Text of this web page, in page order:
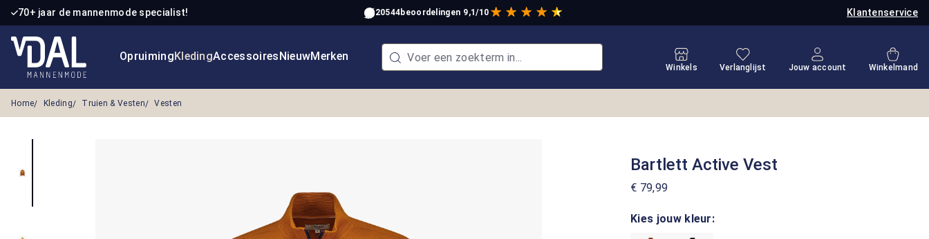
de hoofdinhoud
Ga naar de zoekopdracht
Ga naar de hoofdnavigatie
70+ jaar de mannenmode specialist! Klantenservice
20544beoordelingen 9,1/10
OpruimingKledingAccessoiresNieuwMerken
Winkels
Je hebt 0 items op je verlanglijstje
Verlanglijst Jouw account Winkelmand
Home Kleding Truien & Vesten Vesten
Bartlett Active Vest
€ 79,99
Kies jouw kleur: